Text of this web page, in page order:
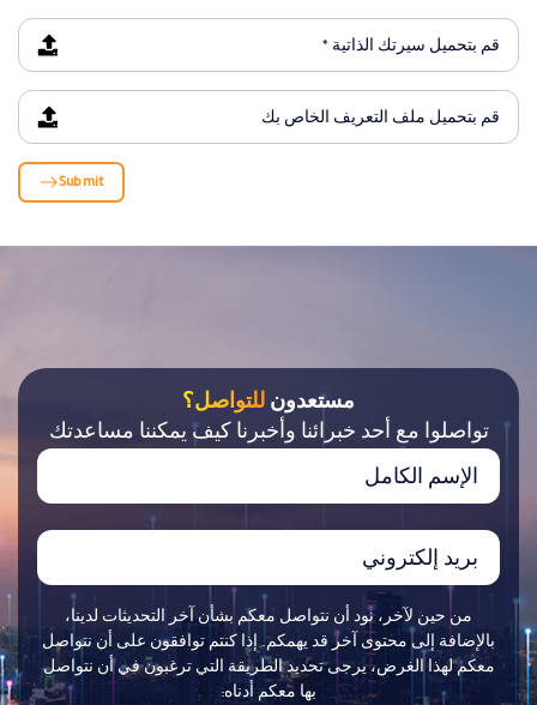
قم بتحميل سيرتك الذاتية *
قم بتحميل ملف التعريف الخاص بك
Submit
مستعدون للتواصل؟
تواصلوا مع أحد خبرائنا وأخبرنا كيف يمكننا مساعدتك
من حين لآخر، نود أن نتواصل معكم بشأن آخر التحديثات لدينا،
بالإضافة إلى محتوى آخر قد يهمكم. إذا كنتم توافقون على أن نتواصل
معكم لهذا الغرض، يرجى تحديد الطريقة التي ترغبون في أن نتواصل
بها معكم أدناه: